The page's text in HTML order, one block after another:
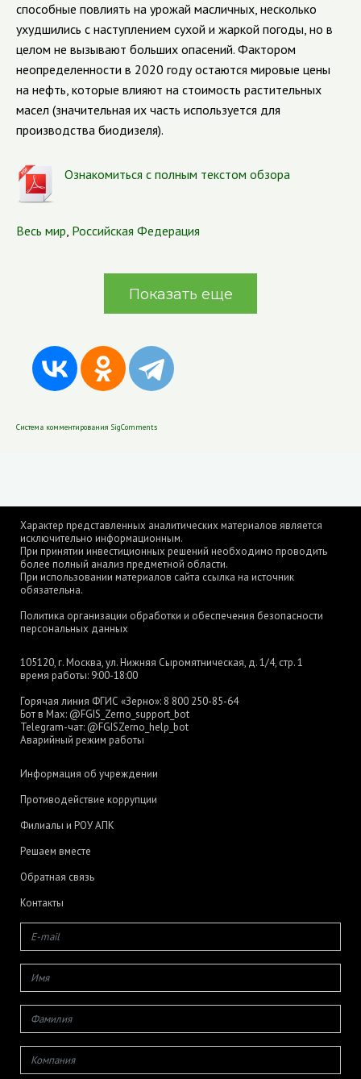
способные повлиять на урожай масличных, несколько
ухудшились с наступлением сухой и жаркой погоды, но в
целом не вызывают больших опасений. Фактором
неопределенности в 2020 году остаются мировые цены
на нефть, которые влияют на стоимость растительных
масел (значительная их часть используется для
производства биодизеля).
Ознакомиться с полным текстом обзора
Весь мир, Российская Федерация
Показать еще
Система комментирования SigComments
Характер представленных аналитических материалов является
исключительно информационным.
При принятии инвестиционных решений необходимо проводить
более полный анализ предметной области.
При использовании материалов сайта ссылка на источник
обязательна.
Политика организации обработки и обеспечения безопасности
персональных данных
105120, г. Москва, ул. Нижняя Сыромятническая, д. 1/4, стр. 1
время работы: 9:00-18:00
Горячая линия ФГИС «Зерно»: 8 800 250-85-64
Бот в Max: @FGIS_Zerno_support_bot
Telegram-чат: @FGISZerno_help_bot
Аварийный режим работы
Информация об учреждении
Противодействие коррупции
Филиалы и РОУ АПК
Решаем вместе
Обратная связь
Контакты